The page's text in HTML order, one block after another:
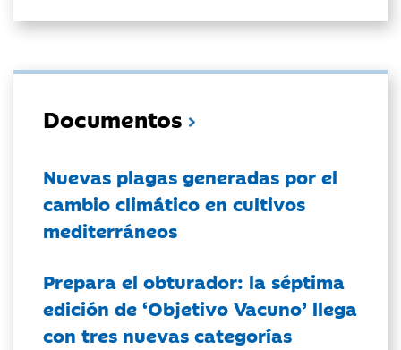
Documentos
Nuevas plagas generadas por el
cambio climático en cultivos
mediterráneos
Prepara el obturador: la séptima
edición de ‘Objetivo Vacuno’ llega
con tres nuevas categorías